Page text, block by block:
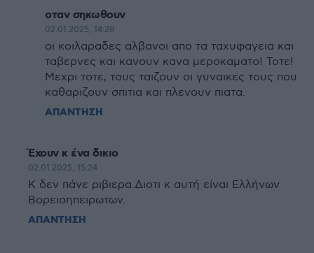
οταν σηκωθουν
02.01.2025, 14:28
οι κοιλαραδες αλβανοι απο τα ταχυφαγεια και
ταβερνες και κανουν κανα μεροκαματο! Τοτε!
Μεχρι τοτε, τους ταιζουν οι γυναικες τους που
καθαριζουν σπιτια και πλενουν πιατα.
ΑΠΑΝΤΗΣΗ
Έχουν κ ένα δικιο
02.01.2025, 15:24
Κ δεν πάνε ριβιερα.Διοτι κ αυτή είναι Ελλήνων
Βορειοηπειρωτων.
ΑΠΑΝΤΗΣΗ